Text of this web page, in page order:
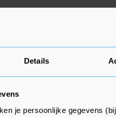
Details
je persoonlijke gegevens
de Premier League,
directeur Marcel